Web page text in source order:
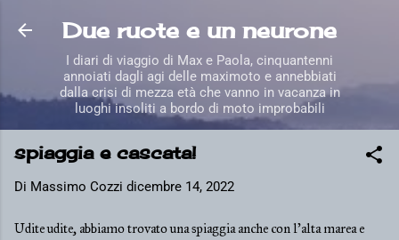
Passa ai contenuti principali
Due ruote e un neurone
I diari di viaggio di Max e Paola, cinquantenni
annoiati dagli agi delle maximoto e annebbiati
dalla crisi di mezza età che vanno in vacanza in
luoghi insoliti a bordo di moto improbabili
spiaggia e cascata!
Di Massimo Cozzi dicembre 14, 2022
Udite udite, abbiamo trovato una spiaggia anche con l'alta marea e